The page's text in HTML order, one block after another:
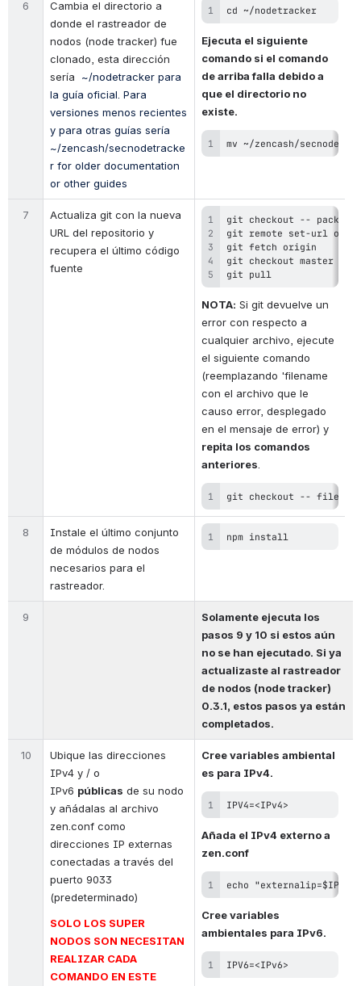
6
Cambia el directorio a
donde el rastreador de
nodos (node tracker) fue
clonado, esta dirección
sería
~/nodetracker para
la guía oficial. Para
versiones menos recientes
y para otras guías sería
~/zencash/secnodetracke
r for older documentation
or other guides
cd ~/nodetracker
Ejecuta el siguiente
comando si el comando
de arriba falla debido a
que el directorio no
existe.
mv ~/zencash/
7
Actualiza git con la nueva
URL del repositorio y
recupera el último código
fuente
git pull
NOTA: Si git devuelve un
error con respecto a
cualquier archivo, ejecute
el siguiente comando
(reemplazando 'filename
con el archivo que le
causo error, desplegado
repita los comandos
anteriores
git checkout -- filename
8
Instale el último conjunto
de módulos de nodos
necesarios para el
rastreador.
npm install
9
Solamente ejecuta los
pasos 9 y 10 si estos aún
no se han ejecutado. Si ya
actualizaste al rastreador
de nodos (node tracker)
0.3.1, estos pasos ya están
completados.
10
Ubique las direcciones
IPv4 y / o
IPv6 públicas de su nodo
y añádalas al archivo
zen.conf como
direcciones IP externas
conectadas a través del
puerto 9033
(predeterminado)
SOLO LOS SUPER
NODOS SON NECESITAN
REALIZAR CADA
COMANDO EN ESTE
Cree variables ambiental
es para IPv4.
IPV4=<IPv4>
Añada el IPv4 externo a
zen.conf
echo
Cree variables
ambientales para IPv6.
IPV6=<IPv6>